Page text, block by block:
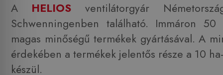
A HELIOS ventilátorgyár
Schwenningenben található. Immáron 50
magas minőségű termékek gyártásával. A
érdekében a termékek jelentős része a 10
készül.